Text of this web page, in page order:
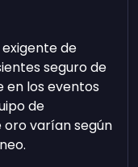
de
seguro de
en los eventos
de
oro varían según